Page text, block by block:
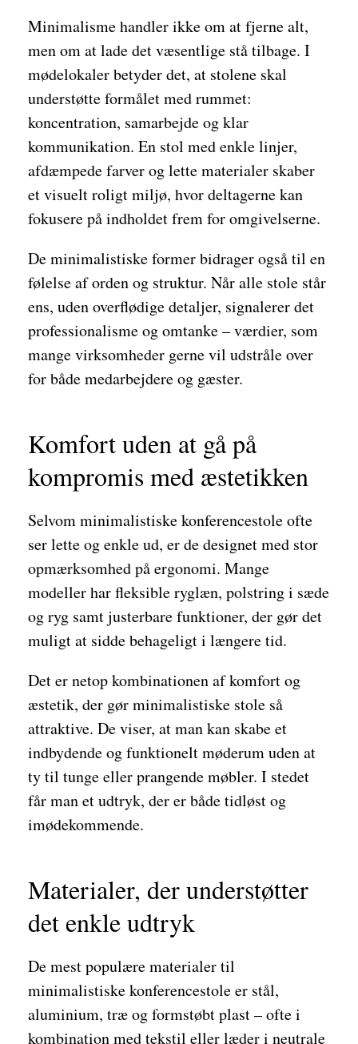
Minimalisme handler ikke om at fjerne alt,
men om at lade det væsentlige stå tilbage. I
mødelokaler betyder det, at stolene skal
understøtte formålet med rummet:
koncentration, samarbejde og klar
kommunikation. En stol med enkle linjer,
afdæmpede farver og lette materialer skaber
et visuelt roligt miljø, hvor deltagerne kan
fokusere på indholdet frem for omgivelserne.
De minimalistiske former bidrager også til en
følelse af orden og struktur. Når alle stole står
ens, uden overflødige detaljer, signalerer det
professionalisme og omtanke – værdier, som
mange virksomheder gerne vil udstråle over
for både medarbejdere og gæster.
Komfort uden at gå på
kompromis med æstetikken
Selvom minimalistiske konferencestole ofte
ser lette og enkle ud, er de designet med stor
opmærksomhed på ergonomi. Mange
modeller har fleksible ryglæn, polstring i sæde
og ryg samt justerbare funktioner, der gør det
muligt at sidde behageligt i længere tid.
Det er netop kombinationen af komfort og
æstetik, der gør minimalistiske stole så
attraktive. De viser, at man kan skabe et
indbydende og funktionelt møderum uden at
ty til tunge eller prangende møbler. I stedet
får man et udtryk, der er både tidløst og
imødekommende.
Materialer, der understøtter
det enkle udtryk
De mest populære materialer til
minimalistiske konferencestole er stål,
aluminium, træ og formstøbt plast – ofte i
kombination med tekstil eller læder i neutrale